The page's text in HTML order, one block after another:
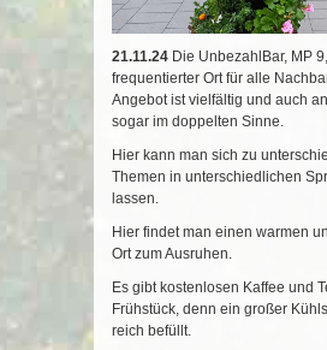
21.11.24 Die UnbezahlBar, MP
frequentierter Ort für alle
Angebot ist vielfältig und auch
sogar im doppelten Sinne.
Hier kann man sich zu
Themen in unterschiedlichen
lassen.
Hier findet man einen warmen
Ort zum Ausruhen.
Es gibt kostenlosen Kaffee und
Frühstück, denn ein großer
reich befüllt.